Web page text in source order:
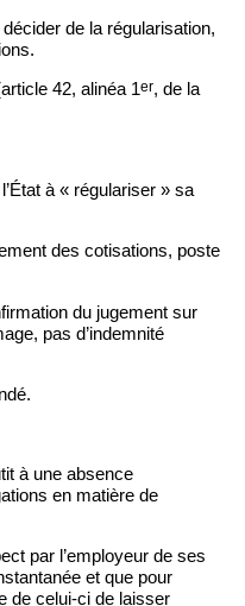
de la régularisation,
42, alinéa 1er, de la
à « régulariser » sa
des cotisations, poste
du jugement sur
pas d’indemnité
à une absence
en matière de
par l’employeur de ses
et que pour
de celui-ci de laisser